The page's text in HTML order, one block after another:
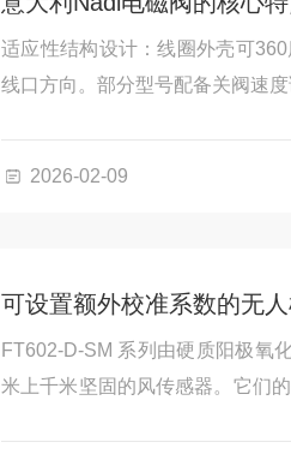
适应性结构设计：线圈外壳可
线口方向。部分型号配备关阀速
2026-02-09
可设置额外校准系数的无
FT602-D-SM 系列由硬质阳极氧
米上千米坚固的风传感器。它们